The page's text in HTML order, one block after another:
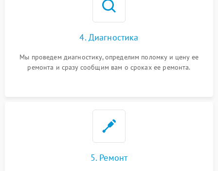
4. Диагностика
Мы проведем диагностику, определим поломку и цену ее
ремонта и сразу сообщим вам о сроках ее ремонта.
5. Ремонт